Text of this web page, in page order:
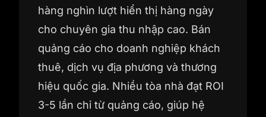
hàng nghìn lượt hiển thị hàng ngày
cho chuyên gia thu nhập cao. Bán
quảng cáo cho doanh nghiệp khách
thuê, dịch vụ địa phương và thương
hiệu quốc gia. Nhiều tòa nhà đạt ROI
3-5 lần chỉ từ quảng cáo, giúp hệ